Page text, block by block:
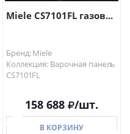
Miele CS7101FL газов...
Бренд: Miele
Коллекция: Варочная панель
CS7101FL
158 688 /шт.
В КОРЗИНУ